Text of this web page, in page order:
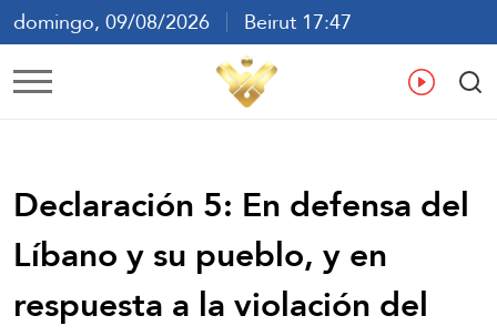
domingo, 09/08/2026
Beirut 17:47
ع En
Declaración 5: En defensa del
Líbano y su pueblo, y en
respuesta a la violación del